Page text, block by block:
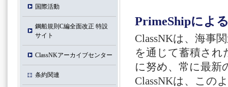
PrimeShipによ
ClassNKは、海事
を通じて蓄積され
に努め、常に最新
ClassNKは、この
国際活動
鋼船規則C編全面改正 特設
サイト
ClassNKアーカイブセンター
条約関連